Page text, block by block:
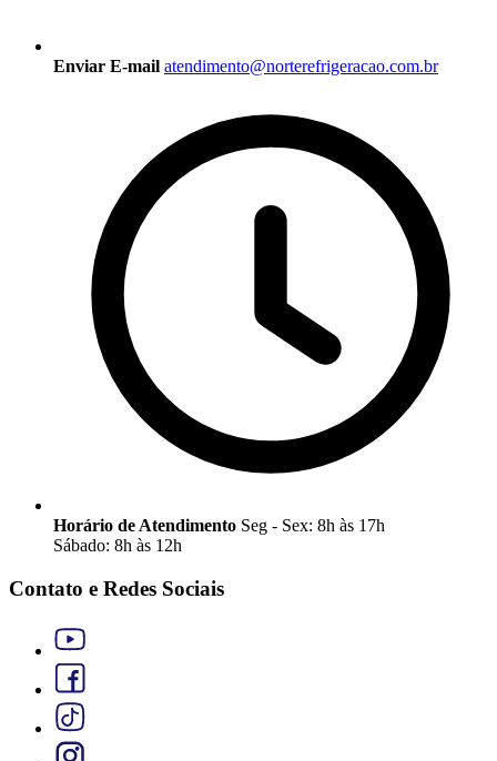
Enviar E-mail atendimento@norterefrigeracao.com.br
Horário de Atendimento Seg - Sex: 8h às 17h
Sábado: 8h às 12h
Contato e Redes Sociais